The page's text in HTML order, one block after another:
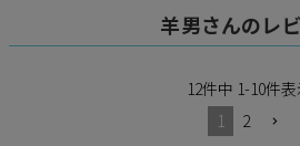
羊男さんのレ
12件中 1-10件表
1
2